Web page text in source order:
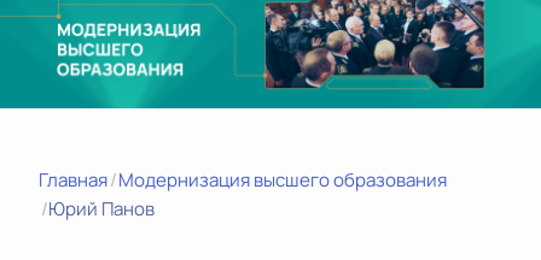
Главная Модернизация высшего образования
Юрий Панов